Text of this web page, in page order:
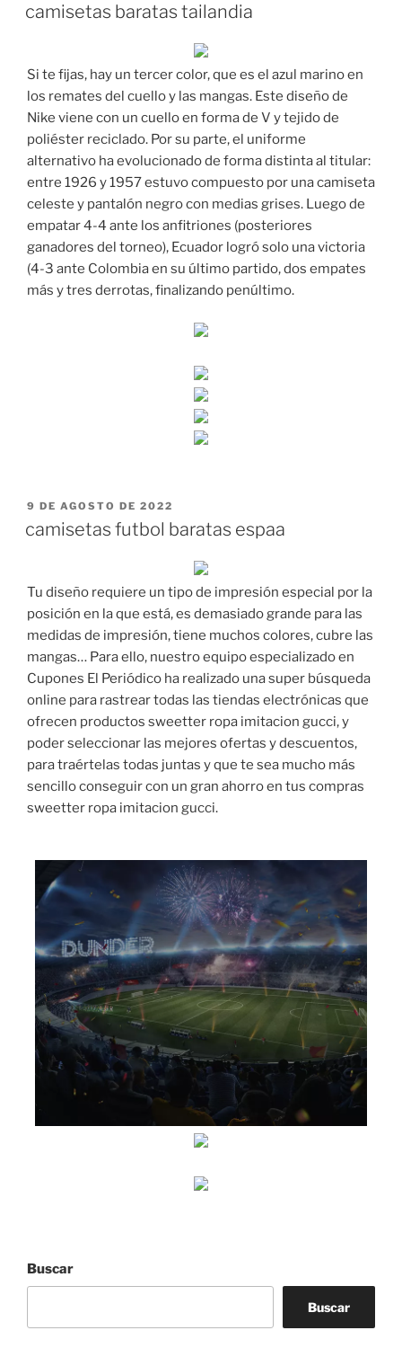
camisetas baratas tailandia
Si te fijas, hay un tercer color, que es el azul marino en
los remates del cuello y las mangas. Este diseño de
Nike viene con un cuello en forma de V y tejido de
poliéster reciclado. Por su parte, el uniforme
alternativo ha evolucionado de forma distinta al titular:
entre 1926 y 1957 estuvo compuesto por una camiseta
celeste y pantalón negro con medias grises. Luego de
empatar 4-4 ante los anfitriones (posteriores
ganadores del torneo), Ecuador logró solo una victoria
(4-3 ante Colombia en su último partido, dos empates
más y tres derrotas, finalizando penúltimo.
PUBLICADO
9 DE AGOSTO DE 2022
camisetas futbol baratas espaa
Tu diseño requiere un tipo de impresión especial por la
posición en la que está, es demasiado grande para las
medidas de impresión, tiene muchos colores, cubre las
mangas… Para ello, nuestro equipo especializado en
Cupones El Periódico ha realizado una super búsqueda
online para rastrear todas las tiendas electrónicas que
ofrecen productos sweetter ropa imitacion gucci, y
poder seleccionar las mejores ofertas y descuentos,
para traértelas todas juntas y que te sea mucho más
sencillo conseguir con un gran ahorro en tus compras
sweetter ropa imitacion gucci.
Buscar
Buscar